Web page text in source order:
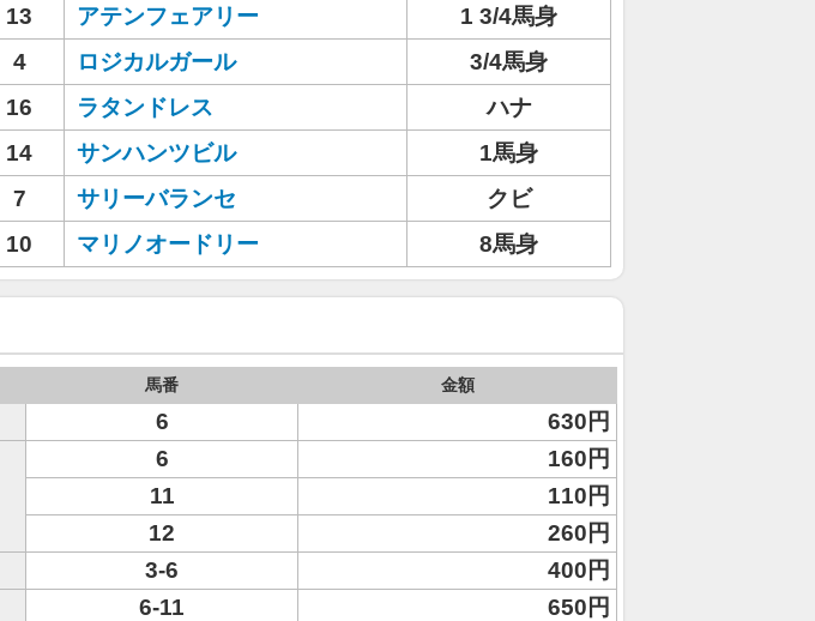
13 アテンフェアリー
1 3/4馬身
4 ロジカルガール
3/4馬身
16 ラタンドレス
ハナ
14 サンハンツビル
1馬身
7 サリーバランセ
クビ
10 マリノオードリー 8馬身
馬番 金額
6 630円
6
160円
11
110円
12
260円
3-6
400円
6-11 650円